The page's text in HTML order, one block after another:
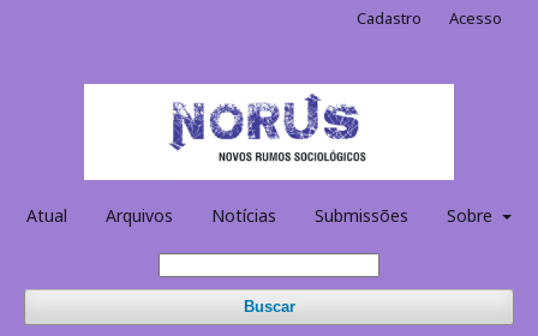
Atual Arquivos Notícias Submissões Sobre
Buscar
Cadastro Acesso